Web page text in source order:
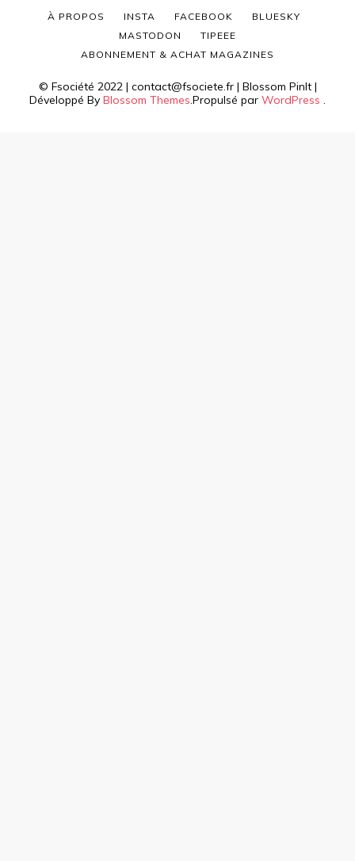
© Fsociété 2022 | contact@fsociete.fr | Blossom PinIt |
Développé By Blossom Themes .Propulsé par WordPress
À PROPOS INSTA FACEBOOK
BLUESKY
MASTODON
TIPEEE
ABONNEMENT & ACHAT MAGAZINES